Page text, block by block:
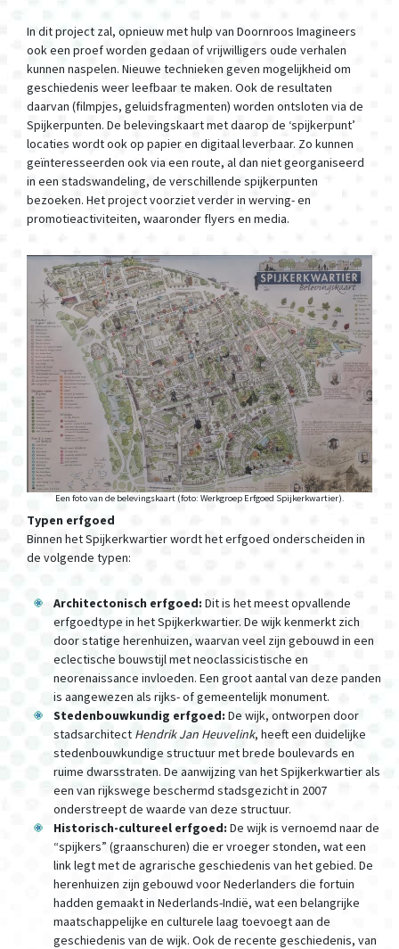
In dit project zal, opnieuw met hulp van Doornroos Imagineers
ook een proef worden gedaan of vrijwilligers oude verhalen
kunnen naspelen. Nieuwe technieken geven mogelijkheid om
geschiedenis weer leefbaar te maken. Ook de resultaten
daarvan (filmpjes, geluidsfragmenten) worden ontsloten via de
Spijkerpunten. De belevingskaart met daarop de ‘spijkerpunt’
locaties wordt ook op papier en digitaal leverbaar. Zo kunnen
geïnteresseerden ook via een route, al dan niet georganiseerd
in een stadswandeling, de verschillende spijkerpunten
bezoeken. Het project voorziet verder in werving- en
promotieactiviteiten, waaronder flyers en media.
Een foto van de belevingskaart (foto: Werkgroep Erfgoed Spijkerkwartier).
Typen erfgoed
Binnen het Spijkerkwartier wordt het erfgoed onderscheiden in
de volgende typen:
Architectonisch erfgoed: Dit is het meest opvallende
erfgoedtype in het Spijkerkwartier. De wijk kenmerkt zich
door statige herenhuizen, waarvan veel zijn gebouwd in een
eclectische bouwstijl met neoclassicistische en
neorenaissance invloeden. Een groot aantal van deze panden
is aangewezen als rijks- of gemeentelijk monument.
Stedenbouwkundig erfgoed: De wijk, ontworpen door
stadsarchitect Hendrik Jan Heuvelink, heeft een duidelijke
stedenbouwkundige structuur met brede boulevards en
ruime dwarsstraten. De aanwijzing van het Spijkerkwartier als
een van rijkswege beschermd stadsgezicht in 2007
onderstreept de waarde van deze structuur.
Historisch-cultureel erfgoed: De wijk is vernoemd naar de
“spijkers” (graanschuren) die er vroeger stonden, wat een
link legt met de agrarische geschiedenis van het gebied. De
herenhuizen zijn gebouwd voor Nederlanders die fortuin
hadden gemaakt in Nederlands-Indië, wat een belangrijke
maatschappelijke en culturele laag toevoegt aan de
geschiedenis van de wijk. Ook de recente geschiedenis, van